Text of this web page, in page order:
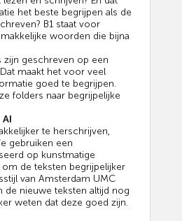
het beste begrijpen als de
B1 staat voor
woorden die bijna
zijn geschreven op een
maakt het voor veel
goed te begrijpen.
folders naar begrijpelijke
te herschrijven,
gebruiken een
op kunstmatige
om de teksten begrijpelijker
van Amsterdam UMC
de nieuwe teksten altijd nog
weten dat deze goed zijn.